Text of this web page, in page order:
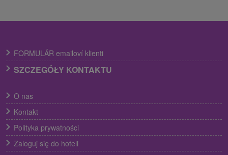
FORMULÁR emailoví klienti
SZCZEGÓŁY KONTAKTU
O nas
Kontakt
Polityka prywatności
Zaloguj się do hoteli